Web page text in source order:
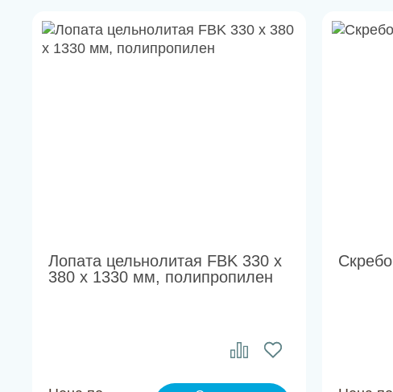
Лопата цельнолитая FBK 330 x
380 x 1330 мм, полипропилен